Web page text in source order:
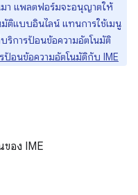
า แพลตฟอร์มจะอนุญาตให้
มัติแบบอินไลน์ แทนการใช้เมนู
ริการป้อนข้อความอัตโนมัติ
ป้อนข้อความอัตโนมัติกับ IME
ของ IME